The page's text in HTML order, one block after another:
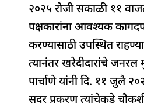
२०२५ रोजी सकाळी ११
पक्षकारांना आवश्यक
करण्यासाठी उपस्थित
त्यानंतर खरेदीदारांचे
पार्चाणे यांनी दि. ११ जुलै